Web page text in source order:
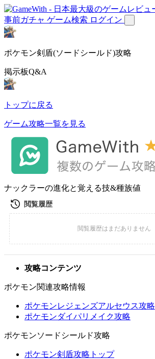
事前ガチャ ゲーム検索 ログイン
ポケモン剣盾(ソードシールド)攻略
掲示板Q&A
トップに戻る
ゲーム攻略一覧を見る
ナックラーの進化と覚える技&種族値
攻略コンテンツ
ポケモン関連攻略情報
ポケモンレジェンズアルセウス攻略
ポケモンダイパリメイク攻略
ポケモンソードシールド攻略
ポケモン剣盾攻略トップ